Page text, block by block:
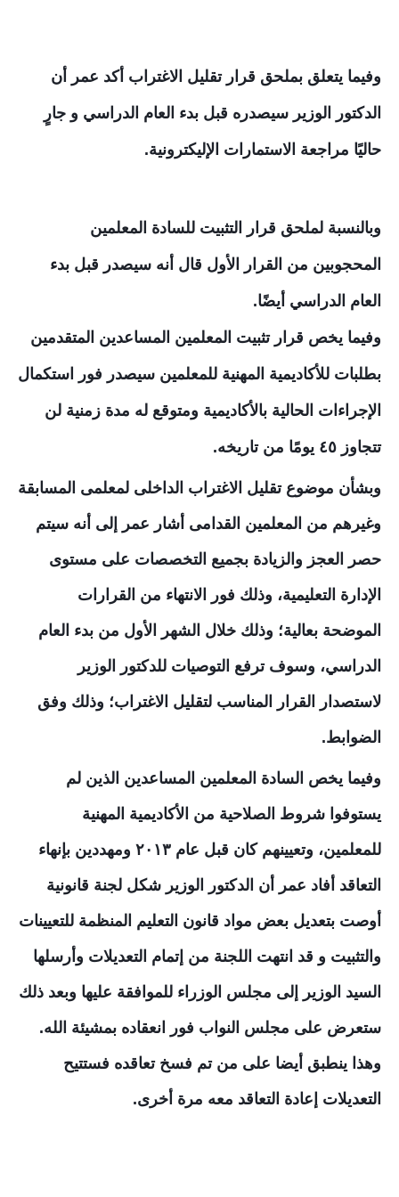
وفيما يتعلق بملحق قرار تقليل الاغتراب أكد عمر أن
الدكتور الوزير سيصدره قبل بدء العام الدراسي و جارٍ
حاليًا مراجعة الاستمارات الإليكترونية.
وبالنسبة لملحق قرار التثبيت للسادة المعلمين
المحجوبين من القرار الأول قال أنه سيصدر قبل بدء
العام الدراسي أيضًا.
وفيما يخص قرار تثبيت المعلمين المساعدين المتقدمين
بطلبات للأكاديمية المهنية للمعلمين سيصدر فور استكمال
الإجراءات الحالية بالأكاديمية ومتوقع له مدة زمنية لن
تتجاوز ٤٥ يومًا من تاريخه.
وبشأن موضوع تقليل الاغتراب الداخلى لمعلمى المسابقة
وغيرهم من المعلمين القدامى أشار عمر إلى أنه سيتم
حصر العجز والزيادة بجميع التخصصات على مستوى
الإدارة التعليمية، وذلك فور الانتهاء من القرارات
الموضحة بعالية؛ وذلك خلال الشهر الأول من بدء العام
الدراسي، وسوف ترفع التوصيات للدكتور الوزير
لاستصدار القرار المناسب لتقليل الاغتراب؛ وذلك وفق
الضوابط.
وفيما يخص السادة المعلمين المساعدين الذين لم
يستوفوا شروط الصلاحية من الأكاديمية المهنية
للمعلمين، وتعيينهم كان قبل عام ٢٠١٣ ومهددين بإنهاء
التعاقد أفاد عمر أن الدكتور الوزير شكل لجنة قانونية
أوصت بتعديل بعض مواد قانون التعليم المنظمة للتعيينات
والتثبيت و قد انتهت اللجنة من إتمام التعديلات وأرسلها
السيد الوزير إلى مجلس الوزراء للموافقة عليها وبعد ذلك
ستعرض على مجلس النواب فور انعقاده بمشيئة الله.
وهذا ينطبق أيضا على من تم فسخ تعاقده فستتيح
التعديلات إعادة التعاقد معه مرة أخرى.